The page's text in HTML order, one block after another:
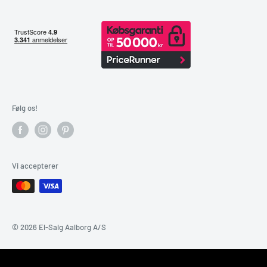
Følg os!
Vi accepterer
© 2026 El-Salg Aalborg A/S